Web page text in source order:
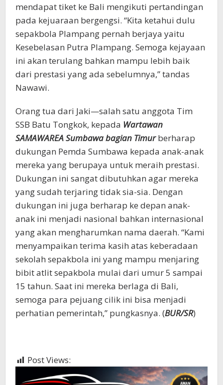
mendapat tiket ke Bali mengikuti pertandingan
pada kejuaraan bergengsi. “Kita ketahui dulu
sepakbola Plampang pernah berjaya yaitu
Kesebelasan Putra Plampang. Semoga kejayaan
ini akan terulang bahkan mampu lebih baik
dari prestasi yang ada sebelumnya,” tandas
Nawawi.
Orang tua dari Jaki—salah satu anggota Tim
SSB Batu Tongkok, kepada Wartawan
SAMAWAREA Sumbawa bagian Timur berharap
dukungan Pemda Sumbawa kepada anak-anak
mereka yang berupaya untuk meraih prestasi.
Dukungan ini sangat dibutuhkan agar mereka
yang sudah terjaring tidak sia-sia. Dengan
dukungan ini juga berharap ke depan anak-
anak ini menjadi nasional bahkan internasional
yang akan mengharumkan nama daerah. “Kami
menyampaikan terima kasih atas keberadaan
sekolah sepakbola ini yang mampu menjaring
bibit atlit sepakbola mulai dari umur 5 sampai
15 tahun. Saat ini mereka berlaga di Bali,
semoga para pejuang cilik ini bisa menjadi
perhatian pemerintah,” pungkasnya. (BUR/SR)
Post Views: